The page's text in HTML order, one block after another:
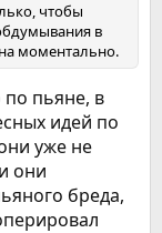
чтобы
в
моментально.
по пьяне, в
идей по
уже не
они
бреда,